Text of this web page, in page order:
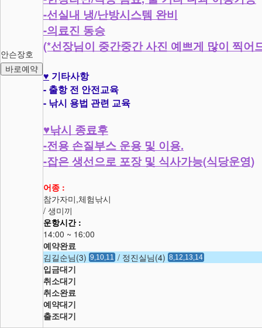
안슨장호
바로예약
-선실내 냉/난방시스템 완비
-의료진 동승
(*선장님이 중간중간 사진 예쁘게 많이 찍어
♥ 기타사항
- 출항 전 안전교육
- 낚시 용법 관련 교육
♥낚시 종료후
-전용 손질부스 운용 및 이용.
-잡은 생선으로 포장 및 식사가능(식당운영)
어종 :
참가자미,체험낚시
/ 생미끼
운항시간 :
14:00 ~ 16:00
예약완료
김길순님(3) 9,10,11 / 정진실님(4) 8,12,13,14
입금대기
취소대기
취소완료
예약대기
출조대기